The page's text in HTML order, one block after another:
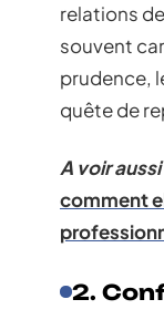
relations
souvent
prudence,
quête de
A voir
comment
2.